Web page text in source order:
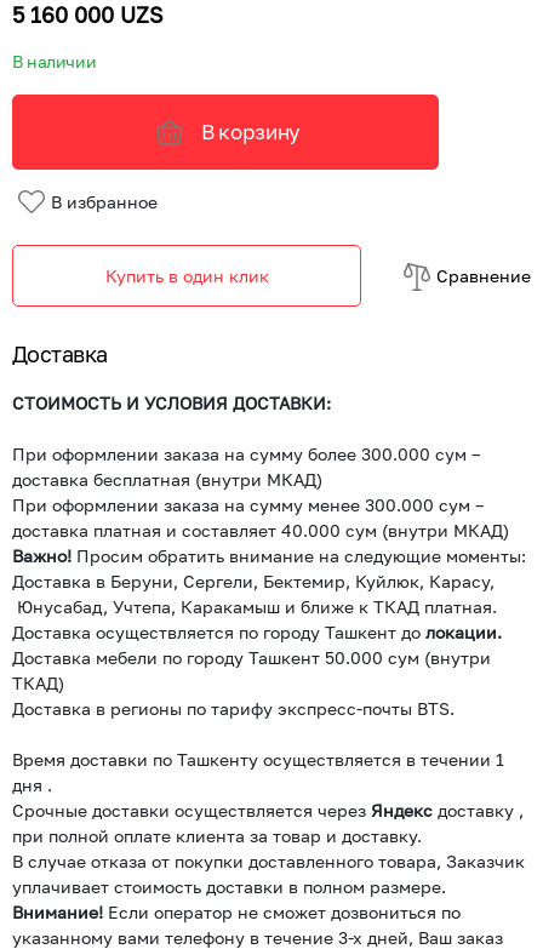
5 160 000 UZS
В наличии
В корзину
В избранное
Купить в один клик Cравнение
Доставка
СТОИМОСТЬ И УСЛОВИЯ ДОСТАВКИ:
При оформлении заказа на сумму более 300.000 сум –
доставка бесплатная (внутри МКАД)
При оформлении заказа на сумму менее 300.000 сум –
доставка платная и составляет 40.000 сум (внутри МКАД)
Важно! Просим обратить внимание на следующие моменты:
Доставка в Беруни, Сергели, Бектемир, Куйлюк, Карасу,
Юнусабад, Учтепа, Каракамыш и ближе к ТКАД платная.
Доставка осуществляется по городу Ташкент до локации.
Доставка мебели по городу Ташкент 50.000 сум (внутри
ТКАД)
Доставка в регионы по тарифу экспресс-почты BTS.
Время доставки по Ташкенту осуществляется в течении 1
дня .
Срочные доставки осуществляется через Яндекс доставку ,
при полной оплате клиента за товар и доставку.
В случае отказа от покупки доставленного товара, Заказчик
уплачивает стоимость доставки в полном размере.
Внимание! Если оператор не сможет дозвониться по
указанному вами телефону в течение 3-х дней, Ваш заказ